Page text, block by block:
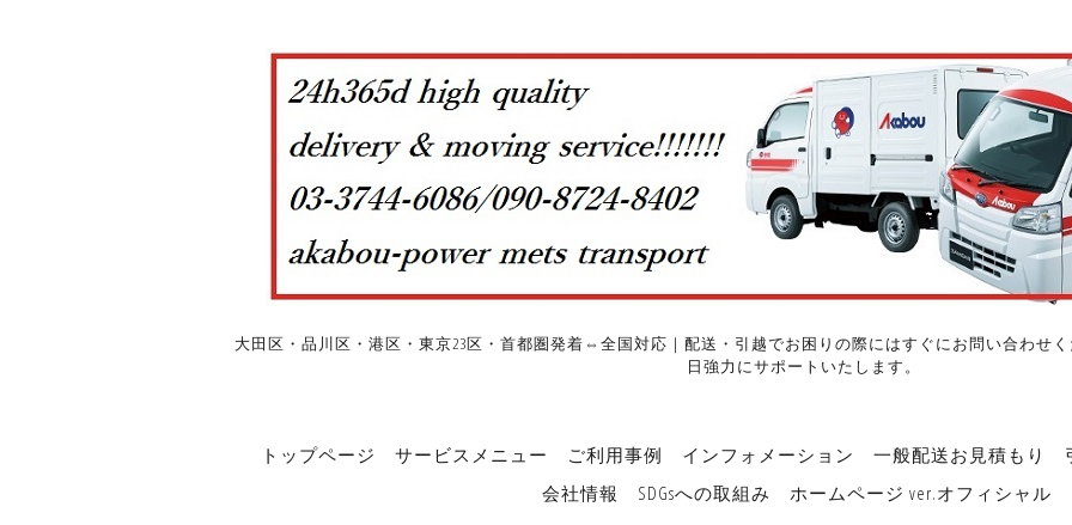
大田区・品川区・港区・東京23区・首都圏発着⇔全国対応｜配送・引越でお困りの際にはすぐにお問い合わせく
日強力にサポートいたします。
トップページ サービスメニュー ご利用事例 インフォメーション 一般配送お見積もり
会社情報
SDGsへの取組み ホームページ ver.オフィシャル